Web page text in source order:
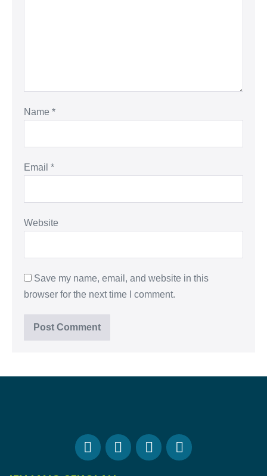
Name *
Email *
Website
Save my name, email, and website in this
browser for the next time I comment.